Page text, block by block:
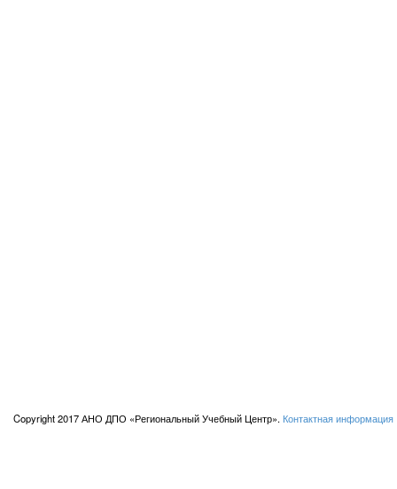
Copyright 2017 АНО ДПО «Региональный Учебный Центр». Контактная информация